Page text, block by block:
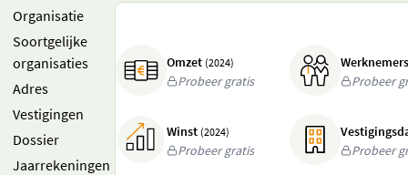
Organisatie
Soortgelijke
organisaties
Adres
Vestigingen
Dossier
Jaarrekeningen
Omzet (2024)
Probeer gratis
Probeer
Winst (2024)
Probeer gratis
Probeer